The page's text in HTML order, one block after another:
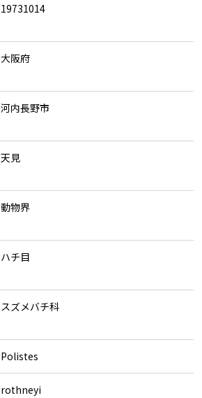
19731014
大阪府
河内長野市
天見
動物界
ハチ目
スズメバチ科
Polistes
rothneyi